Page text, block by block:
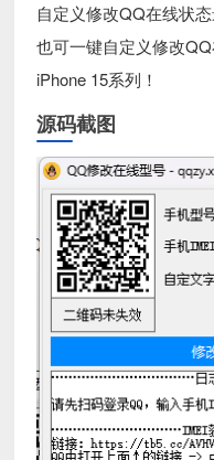
自定义修改QQ在线状
也可一键自定义修改
iPhone 15系列！
源码截图